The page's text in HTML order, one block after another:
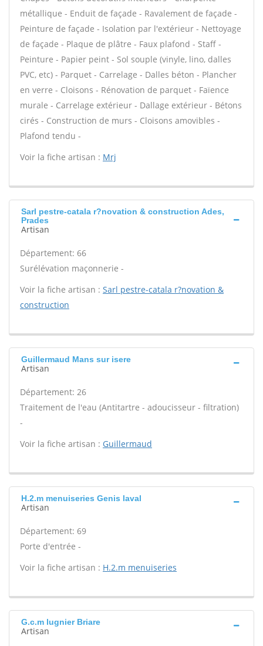
métallique - Enduit de façade - Ravalement de façade -
Peinture de façade - Isolation par l'extérieur - Nettoyage
de façade - Plaque de plâtre - Faux plafond - Staff -
Peinture - Papier peint - Sol souple (vinyle, lino, dalles
PVC, etc) - Parquet - Carrelage - Dalles béton - Plancher
en verre - Cloisons - Rénovation de parquet - Faïence
murale - Carrelage extérieur - Dallage extérieur - Bétons
cirés - Construction de murs - Cloisons amovibles -
Plafond tendu -
Voir la fiche artisan : Mrj
Sarl pestre-catala r?novation & construction Ades,
Prades
Artisan
Département: 66
Surélévation maçonnerie -
Voir la fiche artisan : Sarl pestre-catala r?novation &
construction
Guillermaud Mans sur isere
Artisan
Département: 26
Traitement de l'eau (Antitartre - adoucisseur - filtration)
-
Voir la fiche artisan : Guillermaud
H.2.m menuiseries Genis laval
Artisan
Département: 69
Porte d'entrée -
Voir la fiche artisan : H.2.m menuiseries
G.c.m lugnier Briare
Artisan